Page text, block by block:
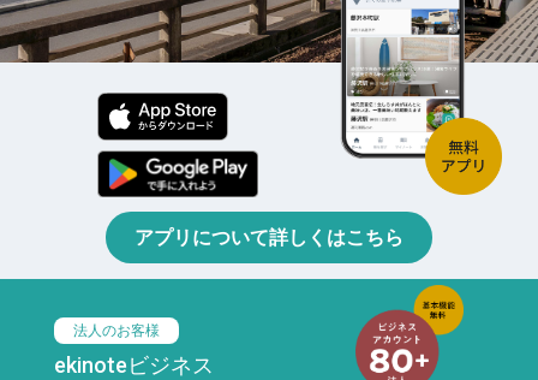
アプリについて詳しくはこちら
法人のお客様
ekinoteビジネス